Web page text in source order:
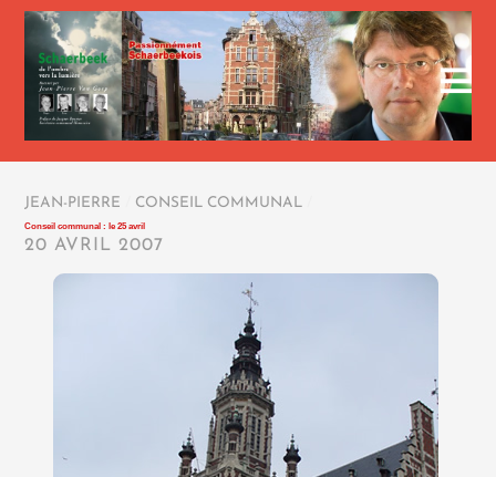
JEAN-PIERRE CONSEIL COMMUNAL
Conseil communal : le 25 avril
20 AVRIL 2007